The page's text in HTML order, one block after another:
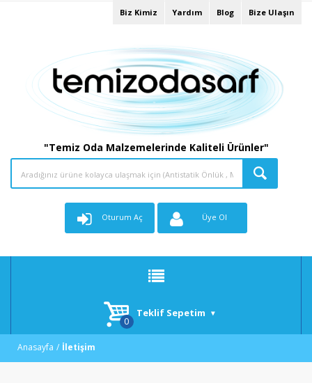
Biz Kimiz Yardım Blog Bize Ulaşın
"Temiz Oda Malzemelerinde Kaliteli Ürünler"
Oturum Aç Üye Ol
Teklif Sepetim
Anasayfa İletişim